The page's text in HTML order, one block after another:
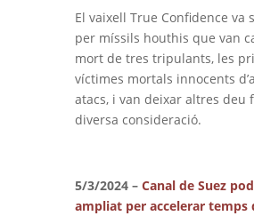
El vaixell True Confidence va
per míssils houthis que van
mort de tres tripulants, les
víctimes mortals innocents
atacs, i van deixar altres deu
diversa consideració.
5/3/2024 – Canal de Suez
ampliat per accelerar temps